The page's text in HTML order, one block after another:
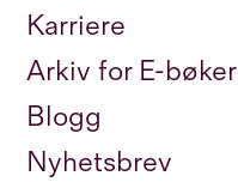
Karriere
Arkiv for E-bøker
Blogg
Nyhetsbrev